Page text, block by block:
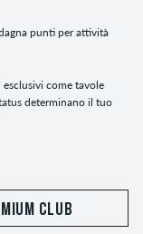
punti per attività
come tavole
determinano il tuo
CLUB